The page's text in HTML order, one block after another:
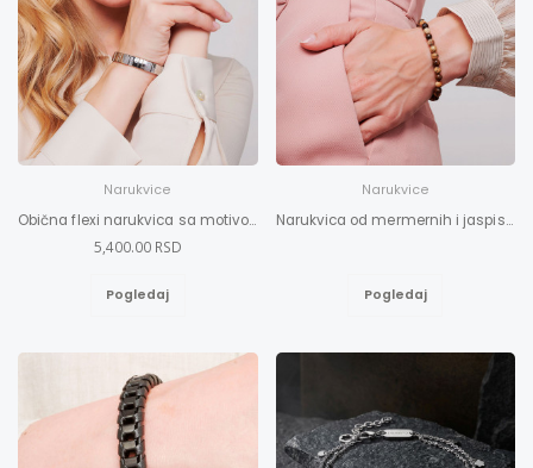
Narukvice
Obična flexi narukvica sa motivom šapica M
5,400.00 RSD
Pogledaj
Narukvice
Narukvica od mermernih i jaspis perli M-L
Pogledaj